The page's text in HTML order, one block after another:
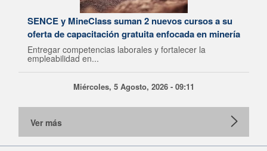
SENCE y MineClass suman 2 nuevos cursos a su
oferta de capacitación gratuita enfocada en minería
Entregar competencias laborales y fortalecer la
empleabilidad en...
Miércoles, 5 Agosto, 2026 - 09:11
Ver más